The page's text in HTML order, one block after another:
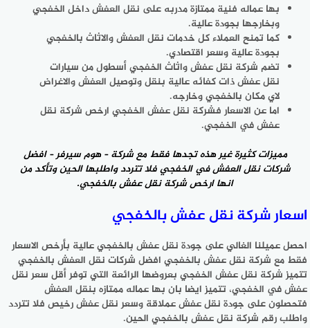
بها عماله فنية ممتازة مدربه على نقل العفش داخل الخفجي
وبخارجها بجودة عالية.
كما تمنح العملاء كل خدمات نقل العفش والاثاث بالخفجي
بجودة عالية وسعر اقتصادي.
تضم شركة نقل عفش واثاث الخفجي أسطول من سيارات
نقل عفش ذات كفائه عالية بنقل وتوصيل العفش والاغراض
لاي مكان بالخفجي وخارجه.
اما عن الاسعار فشركة نقل عفش الخفجي ارخص شركة نقل
عفش في الخفجي.
مميزات كثيرة غير هذه تجدها فقط مع شركة – هوم سيرفر –افضل
شركات نقل العفشفي الخفجي فلا تتردد واطلبها الحين وتأكد من
انها ارخص شركة نقل عفش بالخفجي.
اسعار شركة نقل عفش بالخفجي
احصل عميلنا الغالي على جودة نقل عفش بالخفجي عالية بأرخص الاسعار
فقط مع شركة نقل عفش بالخفجي افضل شركات نقل العفش بالخفجي
تتميز شركة نقل عفش الخفجي بعروضها الرائعة التي توفر أقل سعر نقل
عفش في الخفجي، تتميز ايضا بان بها عماله ممتازه بنقل العفش
فتحصلون على جودة نقل عفش عملاقة وسعر نقل عفش رخيص فلا تتردد
واطلب رقم شركة نقل عفش بالخفجي الحين.